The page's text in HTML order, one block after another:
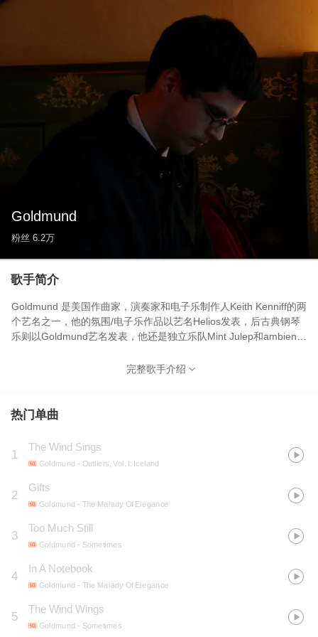
Goldmund
粉丝 6.2万
歌手简介
Goldmund 是美国作曲家，演奏家和电子乐制作人Keith Kenniff的两
个艺名之一，他的氛围/电子乐作品以艺名Helios发表，后古典钢琴
乐则以Goldmund艺名发表，他还是独立乐队Mint Julep和ambient
完整歌手介绍
热门单曲
1
The Wind Sings
Goldmund - Outliers, Vol. I: Iceland
2
Gifts
Goldmund - The Malady Of Elegance
3
Too Much Still
Goldmund - Sometimes
4
In A Notebook
Goldmund - The Malady Of Elegance
5
The Wind Wings
Goldmund - Sometimes